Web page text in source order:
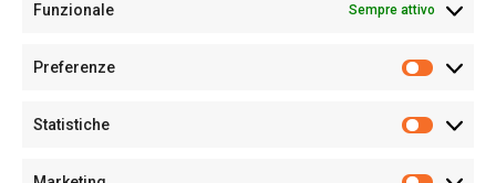
Funzionale Sempre attivo
Preferenze
Statistiche
Sede:Via Cristoforo Colombo 09013 Carbonia
Partita IVA02270380922